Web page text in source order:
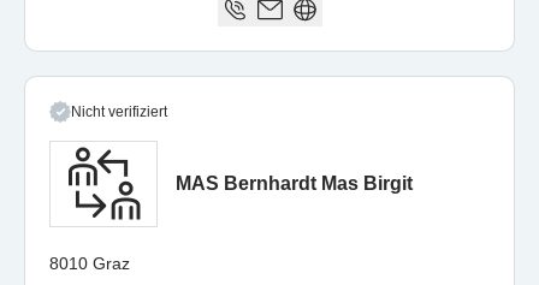
Nicht verifiziert
MAS Bernhardt Mas Birgit
8010 Graz